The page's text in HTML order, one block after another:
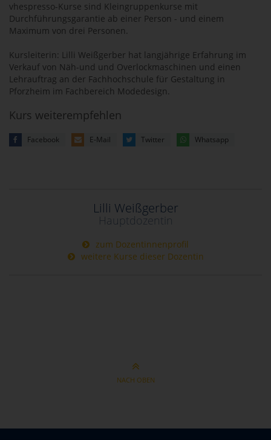
vhespresso-Kurse sind Kleingruppenkurse mit
Durchführungsgarantie ab einer Person - und einem
Maximum von drei Personen.
Kursleiterin: Lilli Weißgerber hat langjährige Erfahrung im
Verkauf von Näh-und und Overlockmaschinen und einen
Lehrauftrag an der Fachhochschule für Gestaltung in
Pforzheim im Fachbereich Modedesign.
Kurs weiterempfehlen
Facebook E-Mail Twitter Whatsapp
Lilli Weißgerber
Hauptdozentin
zum Dozentinnenprofil
weitere Kurse dieser Dozentin
NACH OBEN